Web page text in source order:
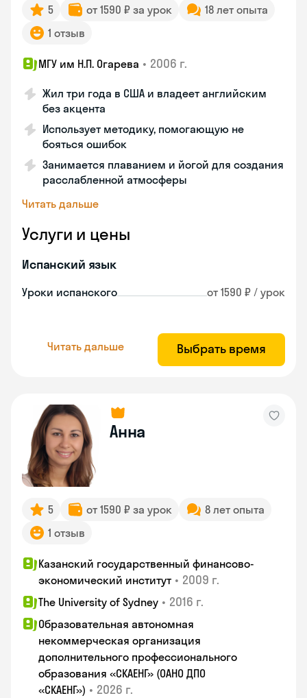
5 от 1590 ₽ за урок
18 лет опыта
1 отзыв
МГУ им Н.П. Огарева • 2006 г.
Жил три года в США и владеет английским
без акцента
Использует методику, помогающую не
бояться ошибок
Занимается плаванием и йогой для создания
расслабленной атмосферы
Читать дальше
Услуги и цены
Испанский язык
Уроки испанского от 1590 ₽ / урок
Читать дальше Выбрать время
Анна
5 от 1590 ₽ за урок
8 лет опыта
1 отзыв
Казанский государственный финансово-
экономический институт • 2009 г.
The University of Sydney • 2016 г.
Образовательная автономная
некоммерческая организация
дополнительного профессионального
образования «СКАЕНГ» (ОАНО ДПО
«СКАЕНГ») • 2026 г.